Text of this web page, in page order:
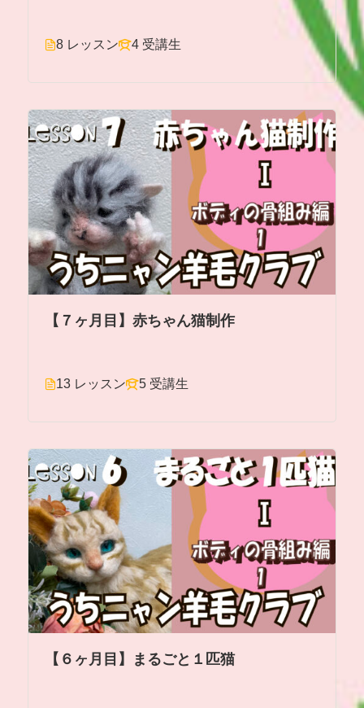
8 レッスン 4 受講生
【７ヶ月目】赤ちゃん猫制作
13 レッスン 5 受講生
【６ヶ月目】まるごと１匹猫